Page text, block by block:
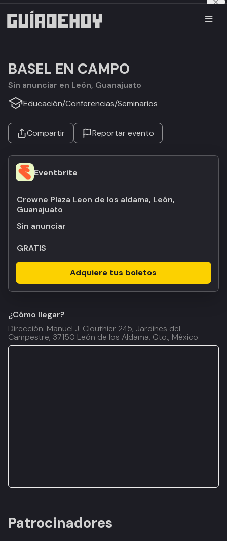
BASEL EN CAMPO
Sin anunciar en León, Guanajuato
Educación/Conferencias/Seminarios
Compartir Reportar evento
Eventbrite
Crowne Plaza Leon de los aldama, León,
Guanajuato
Sin anunciar
GRATIS
Adquiere tus boletos
¿Cómo llegar?
Dirección: Manuel J. Clouthier 245, Jardines del
Campestre, 37150 León de los Aldama, Gto., México
Patrocinadores